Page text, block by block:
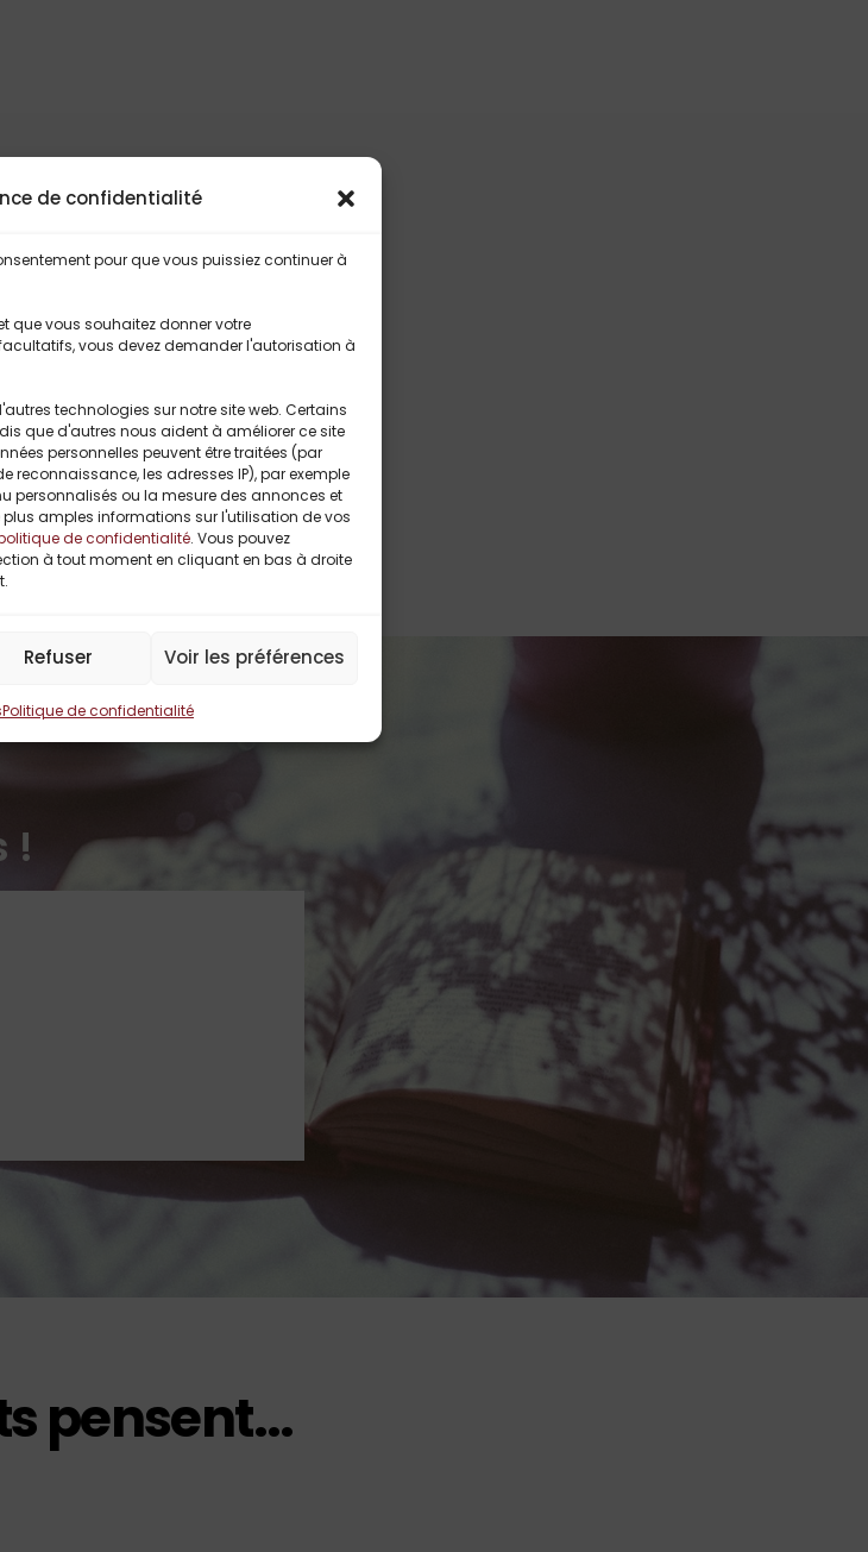
de confidentialité
pour que vous puissiez continuer à
que vous souhaitez donner votre
vous devez demander l'autorisation à
technologies sur notre site web. Certains
que d'autres nous aident à améliorer ce site
personnelles peuvent être traitées (par
reconnaissance, les adresses IP), par exemple
personnalisés ou la mesure des annonces et
amples informations sur l'utilisation de vos
de confidentialité. Vous pouvez
à tout moment en cliquant en bas à droite
Refuser Voir les préférences
Politique de confidentialité
!
!
pensent...